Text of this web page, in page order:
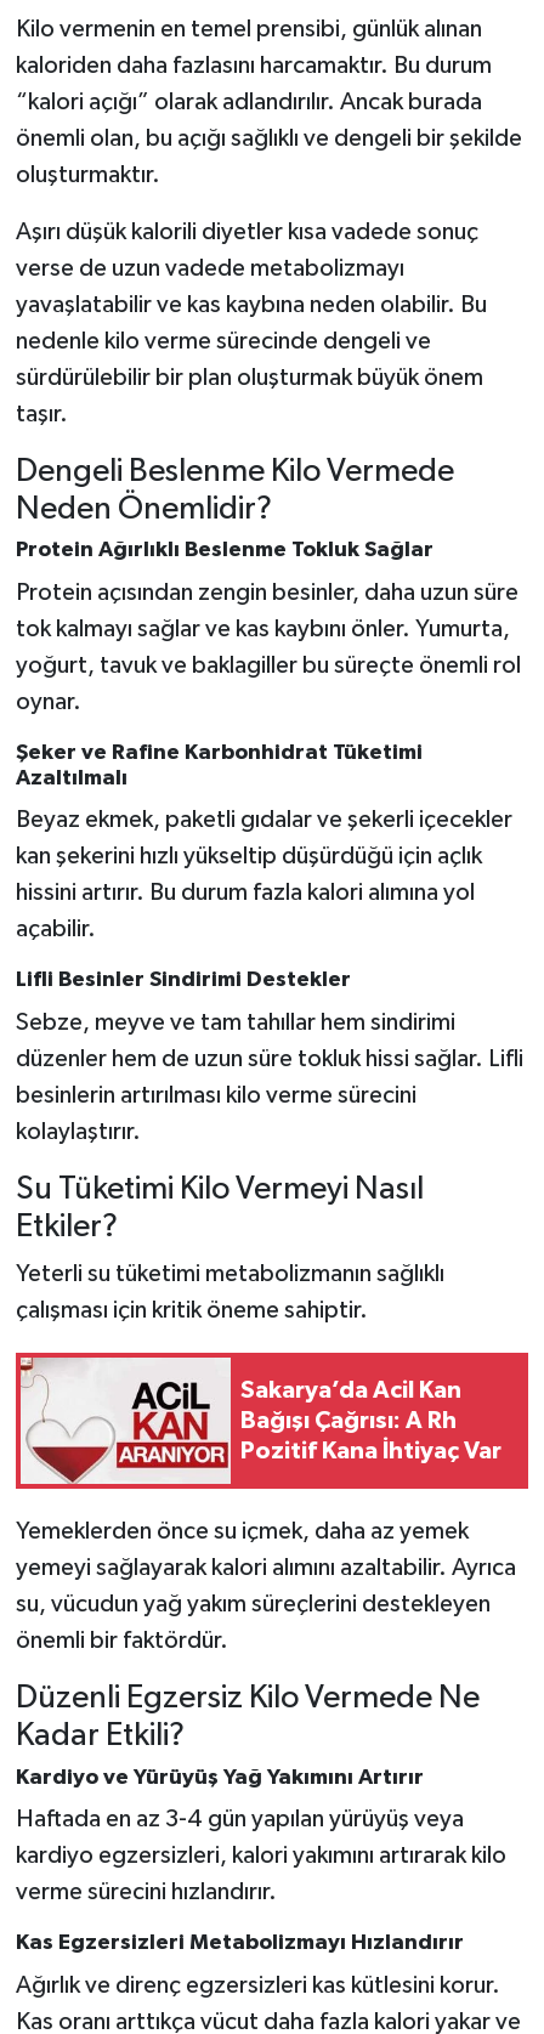
Kilo vermenin en temel prensibi, günlük alınan
kaloriden daha fazlasını harcamaktır. Bu durum
“kalori açığı” olarak adlandırılır. Ancak burada
önemli olan, bu açığı sağlıklı ve dengeli bir şekilde
oluşturmaktır.
Aşırı düşük kalorili diyetler kısa vadede sonuç
verse de uzun vadede metabolizmayı
yavaşlatabilir ve kas kaybına neden olabilir. Bu
nedenle kilo verme sürecinde dengeli ve
sürdürülebilir bir plan oluşturmak büyük önem
taşır.
Dengeli Beslenme Kilo Vermede
Neden Önemlidir?
Protein Ağırlıklı Beslenme Tokluk Sağlar
Protein açısından zengin besinler, daha uzun süre
tok kalmayı sağlar ve kas kaybını önler. Yumurta,
yoğurt, tavuk ve baklagiller bu süreçte önemli rol
oynar.
Şeker ve Rafine Karbonhidrat Tüketimi
Azaltılmalı
Beyaz ekmek, paketli gıdalar ve şekerli içecekler
kan şekerini hızlı yükseltip düşürdüğü için açlık
hissini artırır. Bu durum fazla kalori alımına yol
açabilir.
Lifli Besinler Sindirimi Destekler
Sebze, meyve ve tam tahıllar hem sindirimi
düzenler hem de uzun süre tokluk hissi sağlar. Lifli
besinlerin artırılması kilo verme sürecini
kolaylaştırır.
Su Tüketimi Kilo Vermeyi Nasıl
Etkiler?
Yeterli su tüketimi metabolizmanın sağlıklı
çalışması için kritik öneme sahiptir.
Sakarya’da Acil Kan
Bağışı Çağrısı: A Rh
Pozitif Kana İhtiyaç Var
Yemeklerden önce su içmek, daha az yemek
yemeyi sağlayarak kalori alımını azaltabilir. Ayrıca
su, vücudun yağ yakım süreçlerini destekleyen
önemli bir faktördür.
Düzenli Egzersiz Kilo Vermede Ne
Kadar Etkili?
Kardiyo ve Yürüyüş Yağ Yakımını Artırır
Haftada en az 3-4 gün yapılan yürüyüş veya
kardiyo egzersizleri, kalori yakımını artırarak kilo
verme sürecini hızlandırır.
Kas Egzersizleri Metabolizmayı Hızlandırır
Ağırlık ve direnç egzersizleri kas kütlesini korur.
Kas oranı arttıkça vücut daha fazla kalori yakar ve